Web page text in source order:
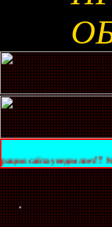
Материалы